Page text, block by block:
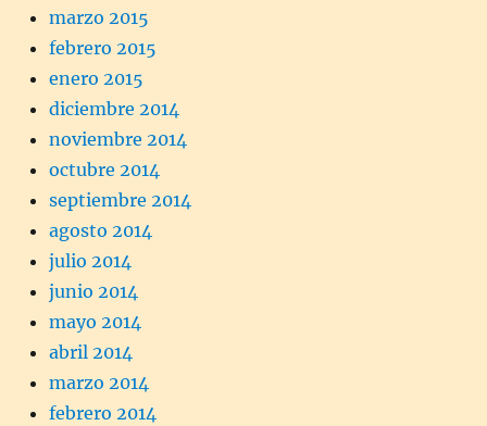
marzo 2015
febrero 2015
enero 2015
diciembre 2014
noviembre 2014
octubre 2014
septiembre 2014
agosto 2014
julio 2014
junio 2014
mayo 2014
abril 2014
marzo 2014
febrero 2014